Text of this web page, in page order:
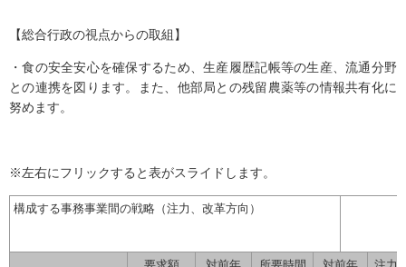
【総合行政の視点からの取組】
・食の安全安心を確保するため、生産履歴記帳等の生産、流通分野
との連携を図ります。また、他部局との残留農薬等の情報共有化に
努めます。
※左右にフリックすると表がスライドします。
構成する事務事業間の戦略（注力、改革方向）